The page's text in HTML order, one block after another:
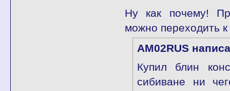
Ну как почему!
можно переходить
AM02RUS
Купил блин
сибиване ни